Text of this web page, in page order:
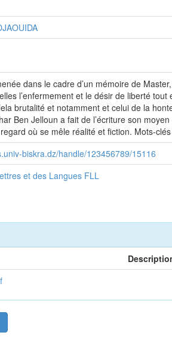
dans le cadre d’un mémoire de
l’enfermement et le désir de liberté
brutalité et notamment et celui de la
Ben Jelloun a fait de l’écriture son
où se mêle réalité et fiction. Mots-
biskra.dz/handle/123456789/15116
et des Langues FLL